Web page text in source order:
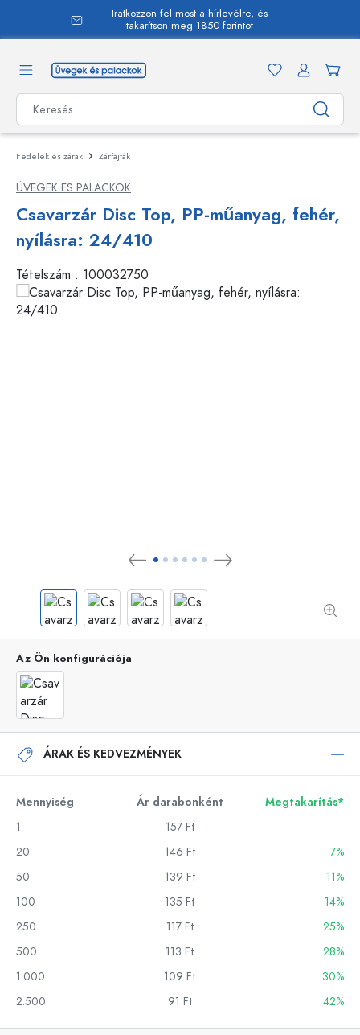
Iratkozzon fel most a hírlevélre, és
takarítson meg 1850 forintot
Fedelek és zárak Zárfajták
ÜVEGEK ES PALACKOK
Csavarzár Disc Top, PP-műanyag, fehér,
nyílásra: 24/410
Tételszám : 100032750
Az Ön konfigurációja
ÁRAK ÉS KEDVEZMÉNYEK
Mennyiség Ár darabonként
Megtakarítás*
1
157 Ft
20
146 Ft
7%
50
139 Ft
11%
100
135 Ft
14%
250
117 Ft
25%
500
113 Ft
28%
1.000
109 Ft
30%
2.500
91 Ft 42%